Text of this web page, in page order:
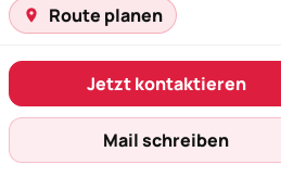
Route planen
Jetzt kontaktieren
Mail schreiben